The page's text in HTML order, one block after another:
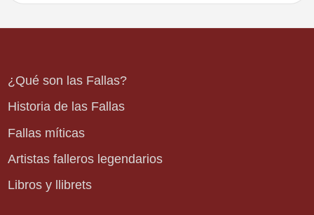
¿Qué son las Fallas?
Historia de las Fallas
Fallas míticas
Artistas falleros legendarios
Libros y llibrets